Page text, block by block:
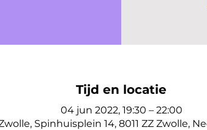
Tijd en locatie
04 jun 2022, 19:30 – 22:00
Spinhuisplein 14, 8011 ZZ Zwolle,